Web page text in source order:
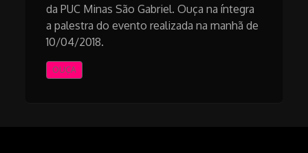
da PUC Minas São Gabriel. Ouça na íntegra
a palestra do evento realizada na manhã de
10/04/2018.
OUÇA